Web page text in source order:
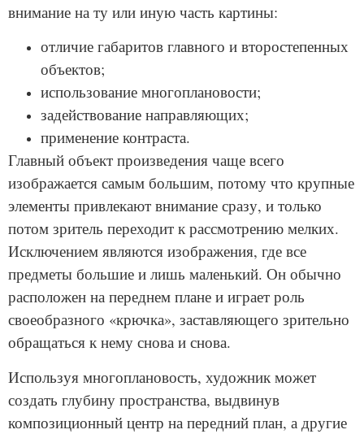
внимание на ту или иную часть картины:
отличие габаритов главного и второстепенных
объектов;
использование многоплановости;
задействование направляющих;
применение контраста.
Главный объект произведения чаще всего
изображается самым большим, потому что крупные
элементы привлекают внимание сразу, и только
потом зритель переходит к рассмотрению мелких.
Исключением являются изображения, где все
предметы большие и лишь маленький. Он обычно
расположен на переднем плане и играет роль
своеобразного «крючка», заставляющего зрительно
обращаться к нему снова и снова.
Используя многоплановость, художник может
создать глубину пространства, выдвинув
композиционный центр на передний план, а другие